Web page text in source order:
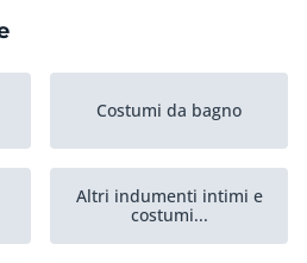
Costumi da bagno
Altri indumenti intimi e
costumi...